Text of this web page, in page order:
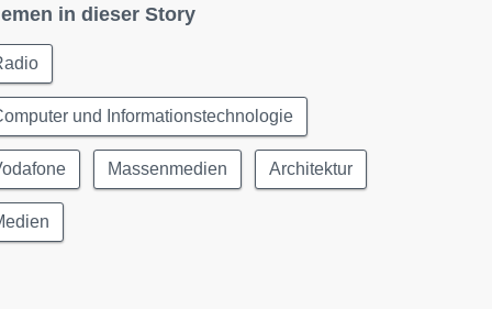
in dieser Story
und Informationstechnologie
Massenmedien Architektur